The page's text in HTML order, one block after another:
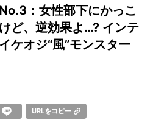
：女性部下にかっこ
ど、逆効果よ…? インテ
ケオジ“風”モンスター
URLをコピー